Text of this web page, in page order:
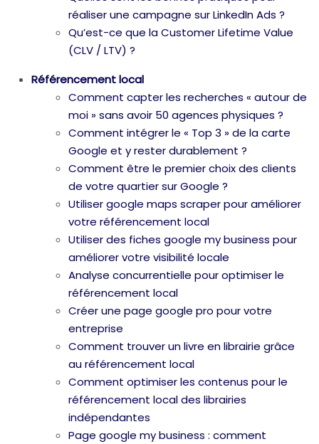
réaliser une campagne sur LinkedIn Ads ?
Qu’est-ce que la Customer Lifetime Value
(CLV / LTV) ?
Référencement local
Comment capter les recherches « autour de
moi » sans avoir 50 agences physiques ?
Comment intégrer le « Top 3 » de la carte
Google et y rester durablement ?
Comment être le premier choix des clients
de votre quartier sur Google ?
Utiliser google maps scraper pour améliorer
votre référencement local
Utiliser des fiches google my business pour
améliorer votre visibilité locale
Analyse concurrentielle pour optimiser le
référencement local
Créer une page google pro pour votre
entreprise
Comment trouver un livre en librairie grâce
au référencement local
Comment optimiser les contenus pour le
référencement local des librairies
indépendantes
Page google my business : comment